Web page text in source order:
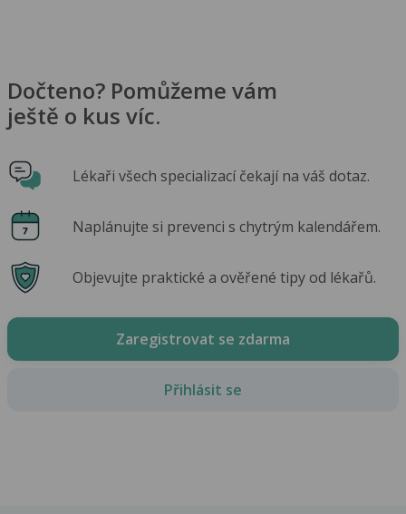
Dočteno? Pomůžeme vám
ještě o kus víc.
Lékaři všech specializací čekají na váš dotaz.
Naplánujte si prevenci s chytrým kalendářem.
Objevujte praktické a ověřené tipy od lékařů.
Zaregistrovat se zdarma
Přihlásit se